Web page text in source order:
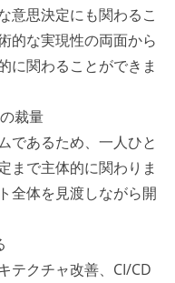
意思決定にも関わるこ
的な実現性の両面から
に関わることができま
裁量
であるため、一人ひと
まで主体的に関わりま
全体を見渡しながら開
テクチャ改善、CI/CD